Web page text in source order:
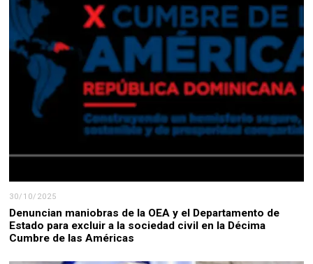
30/10/2025
Denuncian maniobras de la OEA y el Departamento de
Estado para excluir a la sociedad civil en la Décima
Cumbre de las Américas